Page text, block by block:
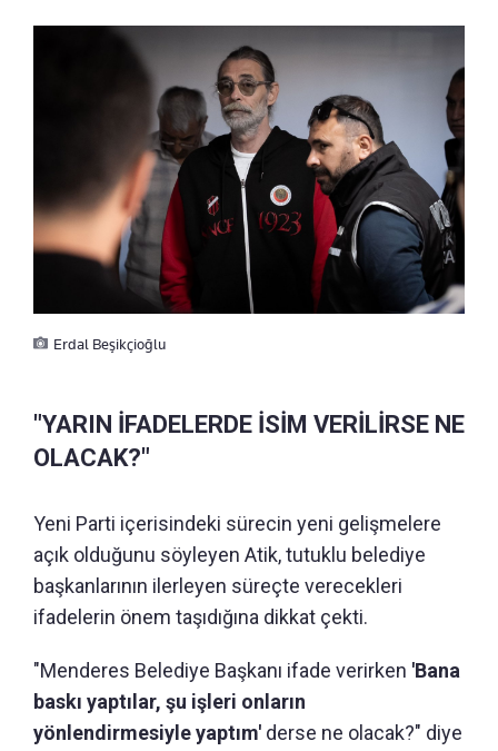
Erdal Beşikçioğlu
"YARIN İFADELERDE İSİM VERİLİRSE NE
OLACAK?"
Yeni Parti içerisindeki sürecin yeni gelişmelere
açık olduğunu söyleyen Atik, tutuklu belediye
başkanlarının ilerleyen süreçte verecekleri
ifadelerin önem taşıdığına dikkat çekti.
"Menderes Belediye Başkanı ifade verirken 'Bana
baskı yaptılar, şu işleri onların
yönlendirmesiyle yaptım' derse ne olacak?" diye